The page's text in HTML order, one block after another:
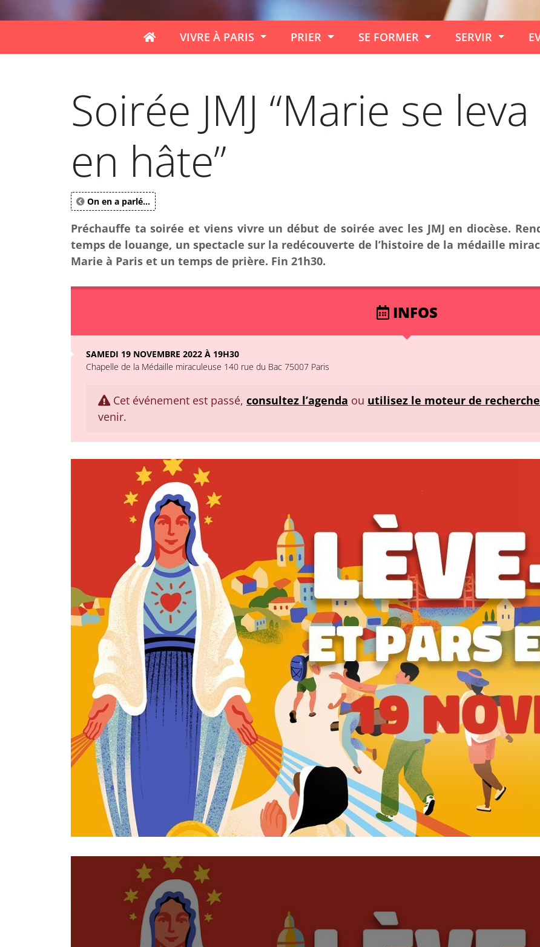
VIVRE À PARIS PRIER SE FORMER SERVIR
Soirée JMJ “Marie se
en hâte”
On en a parlé...
Préchauffe ta soirée et viens vivre un début de soirée avec les JMJ en diocèse.
temps de louange, un spectacle sur la redécouverte de l’histoire de la médaille
Marie à Paris et un temps de prière. Fin 21h30.
INFOS
SAMEDI 19 NOVEMBRE 2022 À 19H30
Chapelle de la Médaille miraculeuse 140 rue du Bac 75007 Paris
Cet événement est passé, consultez l’agenda ou utilisez le moteur de recherche
venir.